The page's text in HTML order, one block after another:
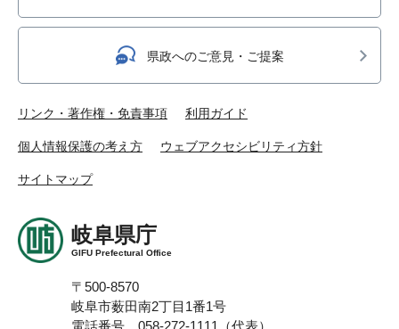
県政へのご意見・ご提案
リンク・著作権・免責事項 利用ガイド
個人情報保護の考え方 ウェブアクセシビリティ方針
サイトマップ
岐阜県庁
GIFU Prefectural Office
〒500-8570
岐阜市薮田南2丁目1番1号
電話番号 058-272-1111（代表）